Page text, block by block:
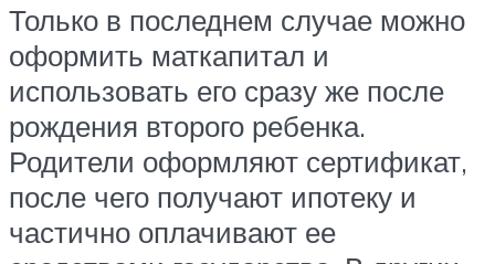
Только в последнем случае можно
оформить маткапитал и
использовать его сразу же после
рождения второго ребенка.
Родители оформляют сертификат,
после чего получают ипотеку и
частично оплачивают ее